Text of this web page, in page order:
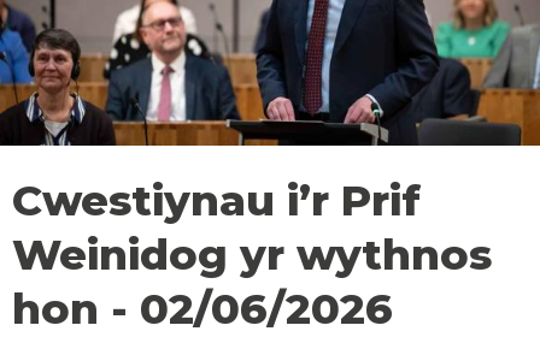
Cwestiynau i’r Prif
Weinidog yr wythnos
hon - 02/06/2026